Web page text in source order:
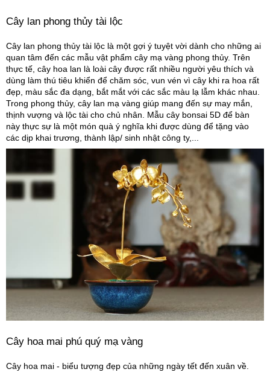
Cây lan phong thủy tài lộc
Cây lan phong thủy tài lộc là một gợi ý tuyệt vời dành cho những ai
quan tâm đến các mẫu vật phẩm cây mạ vàng phong thủy. Trên
thực tế, cây hoa lan là loài cây được rất nhiều người yêu thích và
dùng làm thú tiêu khiển để chăm sóc, vun vén vì cây khi ra hoa rất
đẹp, màu sắc đa dạng, bắt mắt với các sắc màu lạ lẫm khác nhau.
Trong phong thủy, cây lan mạ vàng giúp mang đến sự may mắn,
thịnh vượng và lộc tài cho chủ nhân. Mẫu cây bonsai 5D để bàn
này thực sự là một món quà ý nghĩa khi được dùng để tặng vào
các dịp khai trương, thành lập/ sinh nhật công ty,...
Cây hoa mai phú quý mạ vàng
Cây hoa mai - biểu tượng đẹp của những ngày tết đến xuân về.